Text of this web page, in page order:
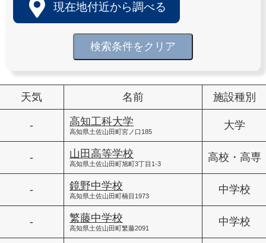
現在地付近から調べる
検索条件をクリア
天気 名前 施設種別
- 高知工科大学
高知県土佐山田町宮ノ口185
大学
- 山田高等学校
高知県土佐山田町旭町3丁目1-3
高校・高専
- 鏡野中学校
高知県土佐山田町楠目1973
中学校
- 繁藤中学校
高知県土佐山田町繁藤2091
中学校